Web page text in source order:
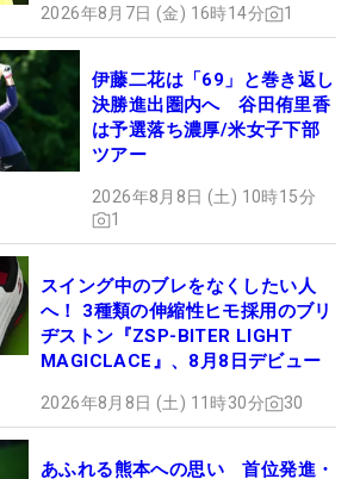
2026年8月7日 (金) 16時14分 1
伊藤二花は「69」と巻き返し
決勝進出圏内へ 谷田侑里香
は予選落ち濃厚/米女子下部
ツアー
2026年8月8日 (土) 10時15分
1
スイング中のブレをなくしたい人
へ！ 3種類の伸縮性ヒモ採用のブリ
ヂストン『ZSP-BITER LIGHT
MAGICLACE』、8月8日デビュー
2026年8月8日 (土) 11時30分 30
あふれる熊本への思い 首位発進・